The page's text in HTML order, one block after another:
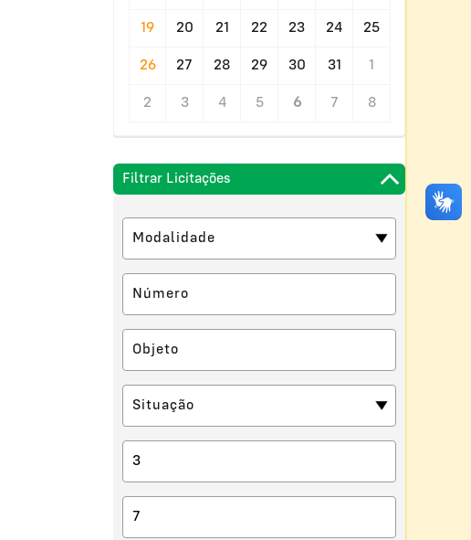
19 20 21 22 23 24 25
26 27 28 29 30 31 1
2 3 4 5 6 7 8
Filtrar Licitações